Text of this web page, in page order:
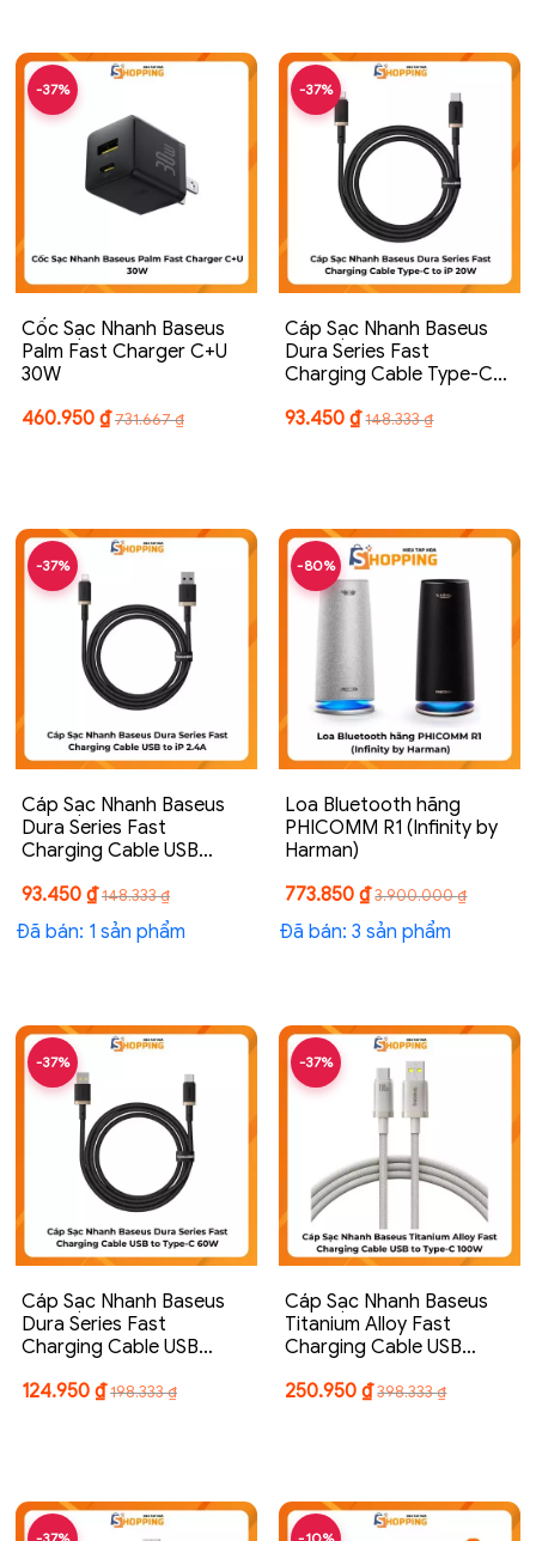
-37%
Cốc Sạc Nhanh Baseus
Palm Fast Charger C+U
30W
460.950 ₫731.667₫
-37%
Cáp Sạc Nhanh Baseus
Dura Series Fast
Charging Cable Type-C…
93.450₫148.333₫
-37%
Cáp Sạc Nhanh Baseus
Dura Series Fast
Charging Cable USB…
93.450 ₫148.333₫
Đã bán: 1 sản phẩm
-80%
Loa Bluetooth hãng
PHICOMM R1 (Infinity by
Harman)
773.850₫3.900.000₫
Đã bán: 3 sản phẩm
-37%
Cáp Sạc Nhanh Baseus
Dura Series Fast
Charging Cable USB…
124.950 ₫198.333₫
-37%
Cáp Sạc Nhanh Baseus
Titanium Alloy Fast
Charging Cable USB…
250.950₫398.333₫